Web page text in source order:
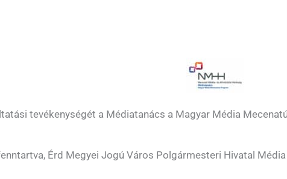
tevékenységét a Médiatanács a Magyar Média
Érd Megyei Jogú Város Polgármesteri Hivatal Média